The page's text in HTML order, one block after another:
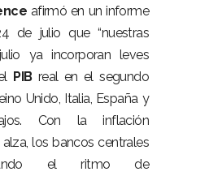
afirmó en un informe
de julio que “nuestras
ya incorporan leves
PIBreal en el segundo
Unido, Italia, España y
Con la inflación
los bancos centrales
el ritmo de